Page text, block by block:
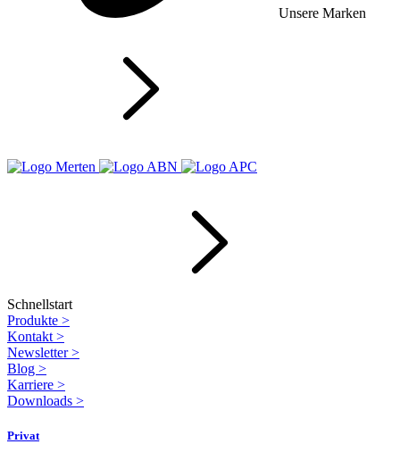
Unsere Marken
Schnellstart
Produkte >
Kontakt >
Newsletter>
Blog >
Karriere >
Downloads >
Privat